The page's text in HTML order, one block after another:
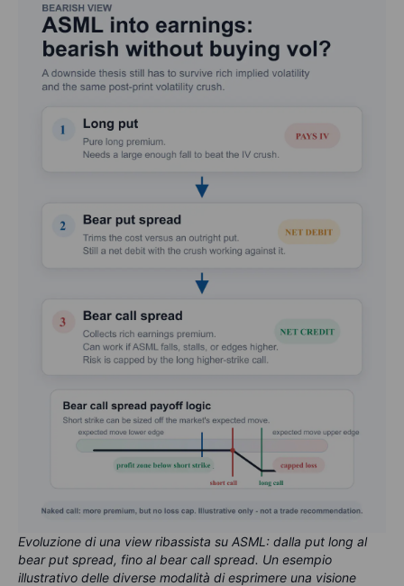
Evoluzione di una view ribassista su ASML: dalla put long al
bear put spread, fino al bear call spread. Un esempio
illustrativo delle diverse modalità di esprimere una visione